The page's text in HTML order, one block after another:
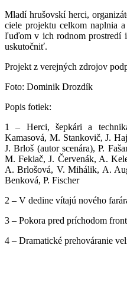
Mladí hrušovskí herci,
ciele projektu celkom naplnia
ľuďom v ich rodnom prostredí i
uskutočniť.
Projekt z verejných zdrojov
Foto: Dominik Drozdík
Popis fotiek:
1 – Herci, šepkári a
Kamasová, M. Stankovič, J.
J. Brloš (autor scenára), P.
M. Fekiač, J. Červenák, A.
A. Brlošová, V. Mihálik, A.
Benková, P. Fischer
2 – V dedine vítajú nového
3 – Pokora pred príchodom
4 – Dramatické prehováranie